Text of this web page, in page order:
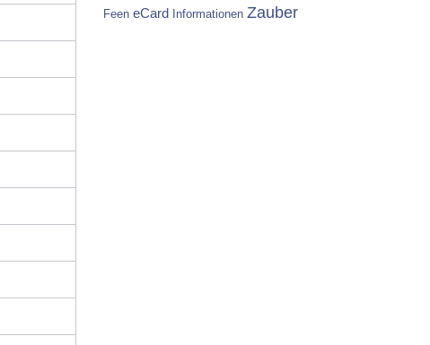
Feen eCard Informationen Zauber